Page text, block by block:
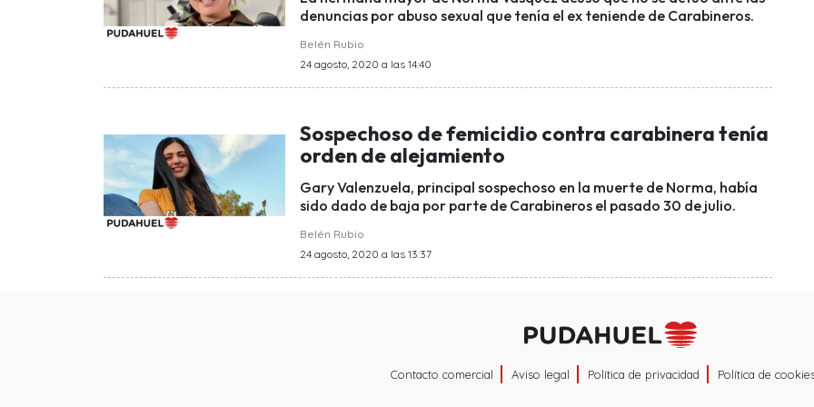
denuncias por abuso sexual que tenía el ex teniende de Carabineros.
Belén Rubio
24 agosto, 2020 a las 14:40
Sospechoso de femicidio contra carabinera tenía
orden de alejamiento
Gary Valenzuela, principal sospechoso en la muerte de Norma, había
sido dado de baja por parte de Carabineros el pasado 30 de julio.
Belén Rubio
24 agosto, 2020 a las 13:37
Contacto comercial Aviso legal Política de privacidad Política de